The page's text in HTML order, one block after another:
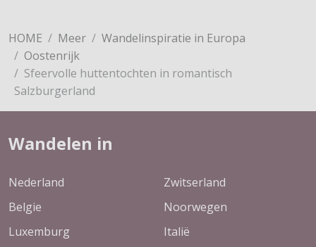
HOME Meer
Wandelinspiratie in Europa
Oostenrijk
Sfeervolle huttentochten in romantisch
Salzburgerland
Wandelen in
Nederland
Belgie
Luxemburg
Zwitserland
Noorwegen
Italië